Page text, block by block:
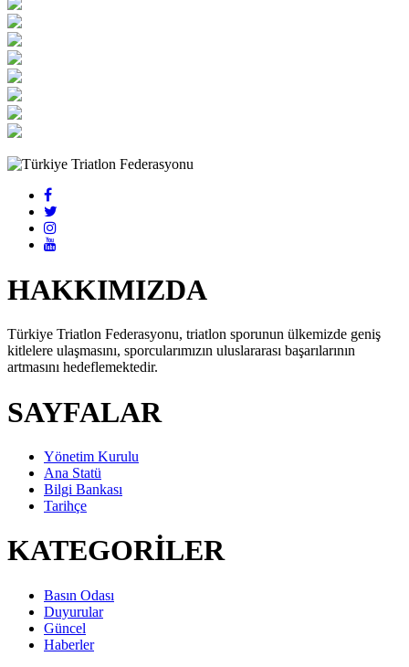
HAKKIMIZDA
Türkiye Triatlon Federasyonu, triatlon sporunun ülkemizde geniş
kitlelere ulaşmasını, sporcularımızın uluslararası başarılarının
artmasını hedeflemektedir.
SAYFALAR
Yönetim Kurulu
Ana Statü
Bilgi Bankası
Tarihçe
KATEGORİLER
Basın Odası
Duyurular
Güncel
Haberler